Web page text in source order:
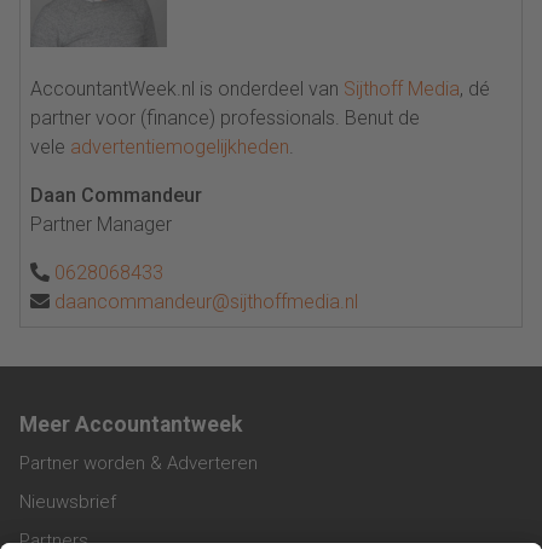
AccountantWeek.nl is onderdeel van Sijthoff Media, dé
partner voor (finance) professionals. Benut de
vele advertentiemogelijkheden
Daan Commandeur
Partner Manager
0628068433
daancommandeur@sijthoffmedia.nl
Meer Accountantweek
Partner worden & Adverteren
Nieuwsbrief
Partners